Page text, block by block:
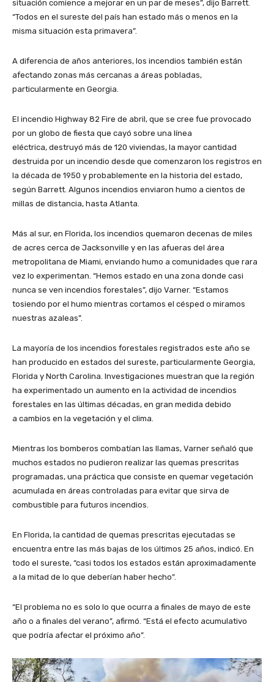
situación comience a mejorar en un par de meses”, dijo Barrett.
“Todos en el sureste del país han estado más o menos en la
misma situación esta primavera”.
A diferencia de años anteriores, los incendios también están
afectando zonas más cercanas a áreas pobladas,
particularmente en Georgia.
El incendio Highway 82 Fire de abril, que se cree fue provocado
por un globo de fiesta que cayó sobre una línea
eléctrica, destruyó más de 120 viviendas, la mayor cantidad
destruida por un incendio desde que comenzaron los registros en
la década de 1950 y probablemente en la historia del estado,
según Barrett. Algunos incendios enviaron humo a cientos de
millas de distancia, hasta Atlanta.
Más al sur, en Florida, los incendios quemaron decenas de miles
de acres cerca de Jacksonville y en las afueras del área
metropolitana de Miami, enviando humo a comunidades que rara
vez lo experimentan. “Hemos estado en una zona donde casi
nunca se ven incendios forestales”, dijo Varner. “Estamos
tosiendo por el humo mientras cortamos el césped o miramos
nuestras azaleas”.
La mayoría de los incendios forestales registrados este año se
han producido en estados del sureste, particularmente Georgia,
Florida y North Carolina. Investigaciones muestran que la región
ha experimentado un aumento en la actividad de incendios
forestales en las últimas décadas, en gran medida debido
a cambios en la vegetación y el clima.
Mientras los bomberos combatían las llamas, Varner señaló que
muchos estados no pudieron realizar las quemas prescritas
programadas, una práctica que consiste en quemar vegetación
acumulada en áreas controladas para evitar que sirva de
combustible para futuros incendios.
En Florida, la cantidad de quemas prescritas ejecutadas se
encuentra entre las más bajas de los últimos 25 años, indicó. En
todo el sureste, “casi todos los estados están aproximadamente
a la mitad de lo que deberían haber hecho”.
“El problema no es solo lo que ocurra a finales de mayo de este
año o a finales del verano”, afirmó. “Está el efecto acumulativo
que podría afectar el próximo año”.